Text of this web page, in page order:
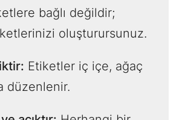
bağlı değildir;
oluşturursunuz.
Etiketler iç içe, ağaç
düzenlenir.